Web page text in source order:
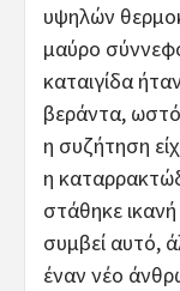
υψηλών
μαύρο
καταιγίδα
βεράντα,
η συζήτηση
η
στάθηκε
συμβεί αυτό,
έναν νέο